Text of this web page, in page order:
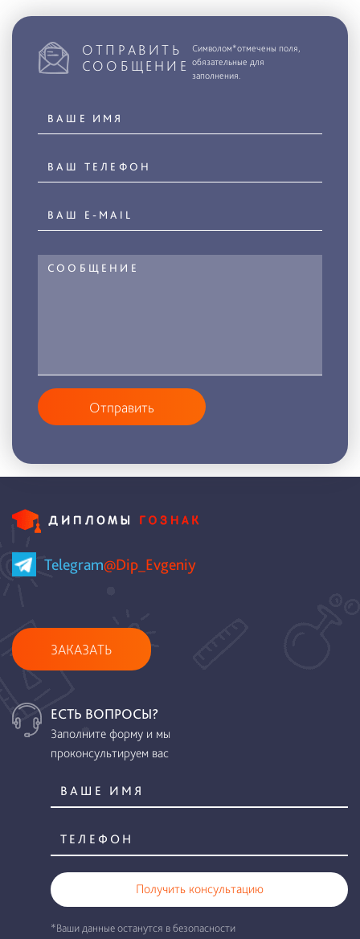
ОТПРАВИТЬ
СООБЩЕНИЕ
Символом*отмечены поля,
обязательные для
заполнения.
Отправить
Telegram@Dip_Evgeniy
ЗАКАЗАТЬ
ЕСТЬ ВОПРОСЫ?
Заполните форму и мы
проконсультируем вас
Получить консультацию
*Ваши данные останутся в безопасности